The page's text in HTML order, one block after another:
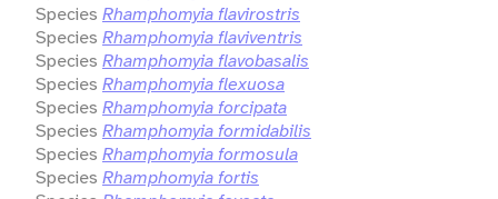
Species Rhamphomyia flavirostris
Species Rhamphomyia flaviventris
Species Rhamphomyia flavobasalis
Species Rhamphomyia flexuosa
Species Rhamphomyia forcipata
Species Rhamphomyia formidabilis
Species Rhamphomyia formosula
Species Rhamphomyia fortis